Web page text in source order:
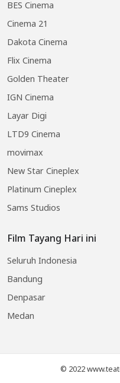
BES Cinema
Cinema 21
Dakota Cinema
Flix Cinema
Golden Theater
IGN Cinema
Layar Digi
LTD9 Cinema
movimax
New Star Cineplex
Platinum Cineplex
Sams Studios
Film Tayang Hari ini
Seluruh Indonesia
Bandung
Denpasar
Medan
© 2022